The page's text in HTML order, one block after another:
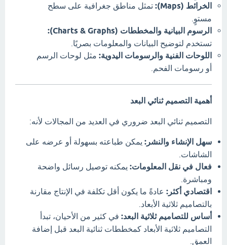
الخرائط (Maps):
تمثل مناطق جغرافية على سطح
مستوٍ.
الرسوم البيانية والمخططات (Charts & Graphs):
تستخدم لتوضيح البيانات والمعلومات بصريًا.
اللوحات الفنية والرسومات اليدوية: مثل لوحات الرسم
أو رسومات الفحم.
أهمية التصميم ثنائي البعد
التصميم ثنائي البعد ضروري في العديد من المجالات لأنه:
سهل الإنشاء والنشر: يمكن طباعته بسهولة أو عرضه على
الشاشات.
فعال في نقل المعلومات: يمكنه توصيل رسائل واضحة
ومباشرة.
اقتصادي أكثر: عادةً ما يكون أقل تكلفة في الإنتاج مقارنة
بالتصاميم ثلاثية الأبعاد.
أساس للتصاميم ثلاثية البعد: في كثير من الأحيان، تبدأ
التصاميم ثلاثية الأبعاد كمخططات ثنائية البعد قبل إضافة
العمق.